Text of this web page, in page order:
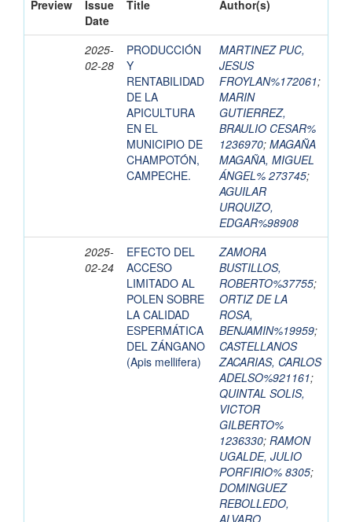
Preview
Issue
Date
Title Author(s)
2025-
02-28
PRODUCCIÓN
Y
RENTABILIDAD
DE LA
APICULTURA
EN EL
MUNICIPIO DE
CHAMPOTÓN,
CAMPECHE.
MARTINEZ PUC,
JESUS
FROYLAN%172061;
MARIN
GUTIERREZ,
BRAULIO CESAR%
1236970; MAGAÑA
MAGAÑA, MIGUEL
ÁNGEL% 273745;
AGUILAR
URQUIZO,
EDGAR%98908
2025-
02-24
EFECTO DEL
ACCESO
LIMITADO AL
POLEN SOBRE
LA CALIDAD
ESPERMÁTICA
DEL ZÁNGANO
(Apis mellifera)
ZAMORA
BUSTILLOS,
ROBERTO%37755;
ORTIZ DE LA
ROSA,
BENJAMIN%19959;
CASTELLANOS
ZACARIAS, CARLOS
ADELSO%921161;
QUINTAL SOLIS,
VICTOR
GILBERTO%
1236330; RAMON
UGALDE, JULIO
PORFIRIO% 8305;
DOMINGUEZ
REBOLLEDO,